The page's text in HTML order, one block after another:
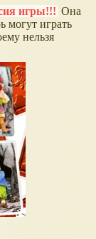
игры!!! Она
могут играть
нельзя